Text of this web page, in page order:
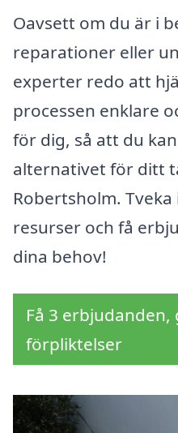
Oavsett om du är i
reparationer eller
experter redo att
processen enklare
för dig, så att du
alternativet för ditt
Robertsholm.
resurser och få
dina behov!
Få 3
förpliktelser